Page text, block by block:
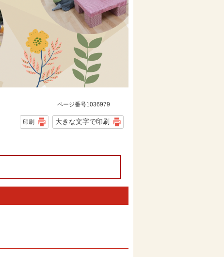
ページ番号1036979
印刷 大きな文字で印刷